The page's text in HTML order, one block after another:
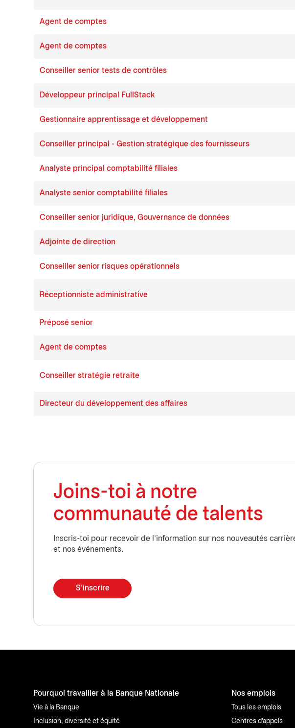
Agent de comptes
Agent de comptes
Conseiller senior tests de contrôles
Développeur principal FullStack
Gestionnaire apprentissage et développement
Conseiller principal - Gestion stratégique des fournisseurs
Analyste principal comptabilité filiales
Analyste senior comptabilité filiales
Conseiller senior juridique, Gouvernance de données
Adjointe de direction
Conseiller senior risques opérationnels
Réceptionniste administrative
Préposé senior
Agent de comptes
Conseiller stratégie retraite
Directeur du développement des affaires
Joins-toi à notre
communauté de talents
Inscris-toi pour recevoir de l'information sur nos nouveautés
et nos événements.
S'inscrire
Pourquoi travailler à la Banque Nationale
Vie à la Banque
Inclusion, diversité et équité
Nos emplois
Tous les emplois
Centres d'appels